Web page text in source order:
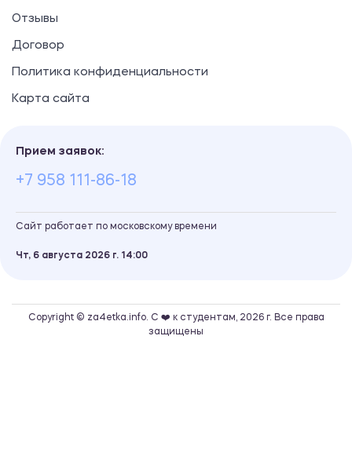
Отзывы
Договор
Политика конфиденциальности
Карта сайта
Прием заявок:
+7 958 111-86-18
Сайт работает по московскому времени
Чт, 6 августа 2026 г. 14 00
Copyright © za4etka.info. С ❤️ к студентам, 2026 г. Все права
защищены